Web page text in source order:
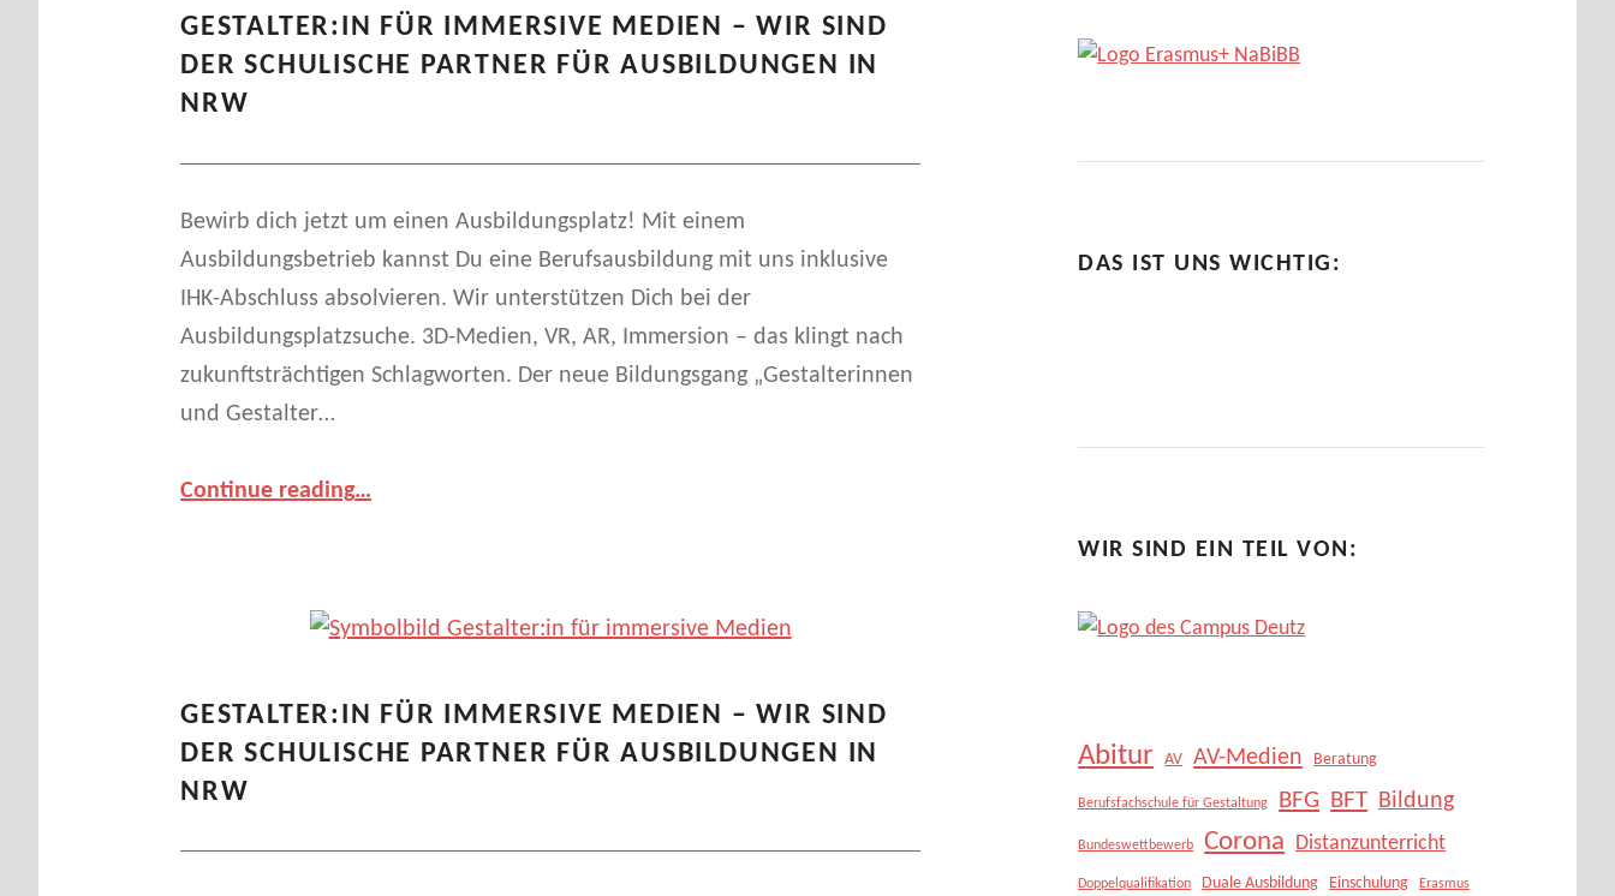
GESTALTER:IN FÜR IMMERSIVE MEDIEN – WIR SIND
DER SCHULISCHE PARTNER FÜR AUSBILDUNGEN IN
NRW
Bewirb dich jetzt um einen Ausbildungsplatz! Mit einem
Ausbildungsbetrieb kannst Du eine Berufsausbildung mit uns inklusive
IHK-Abschluss absolvieren. Wir unterstützen Dich bei der
Ausbildungsplatzsuche. 3D-Medien, VR, AR, Immersion – das klingt nach
zukunftsträchtigen Schlagworten. Der neue Bildungsgang „Gestalterinnen
und Gestalter…
Continue reading“Gestalter:in für immersive Medien – wir sind der schulische Partner für Ausbildungen in NRW”
…
GESTALTER:IN FÜR IMMERSIVE MEDIEN – WIR SIND
DER SCHULISCHE PARTNER FÜR AUSBILDUNGEN IN
NRW
DAS IST UNS WICHTIG:
WIR SIND EIN TEIL VON:
Abitur AV AV-Medien Beratung
Berufsfachschule für Gestaltung BFG BFT Bildung
Bundeswettbewerb Corona Distanzunterricht
Doppelqualifikation Duale Ausbildung Einschulung Erasmus